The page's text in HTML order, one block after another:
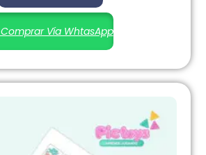
Comprar Vía WhtasApp